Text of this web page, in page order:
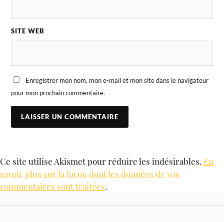
SITE WEB
Enregistrer mon nom, mon e-mail et mon site dans le navigateur
pour mon prochain commentaire.
Ce site utilise Akismet pour réduire les indésirables. En
savoir plus sur la façon dont les données de vos
commentaires sont traitées.